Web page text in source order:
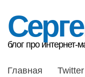
блог про интернет-
Главная Twitter